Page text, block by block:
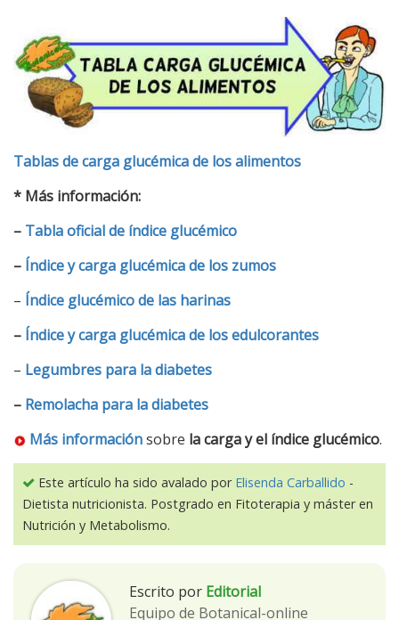
Tablas de carga glucémica de los alimentos
* Más información:
– Tabla oficial de índice glucémico
– Índice y carga glucémica de los zumos
– Índice glucémico de las harinas
– Índice y carga glucémica de los edulcorantes
– Legumbres para la diabetes
– Remolacha para la diabetes
Más informaciónsobre la carga y el índice glucémico.
Este artículo ha sido avalado por Elisenda Carballido -
Dietista nutricionista. Postgrado en Fitoterapia y máster en
Nutrición y Metabolismo.
Escrito por Editorial
Equipo de Botanical-online